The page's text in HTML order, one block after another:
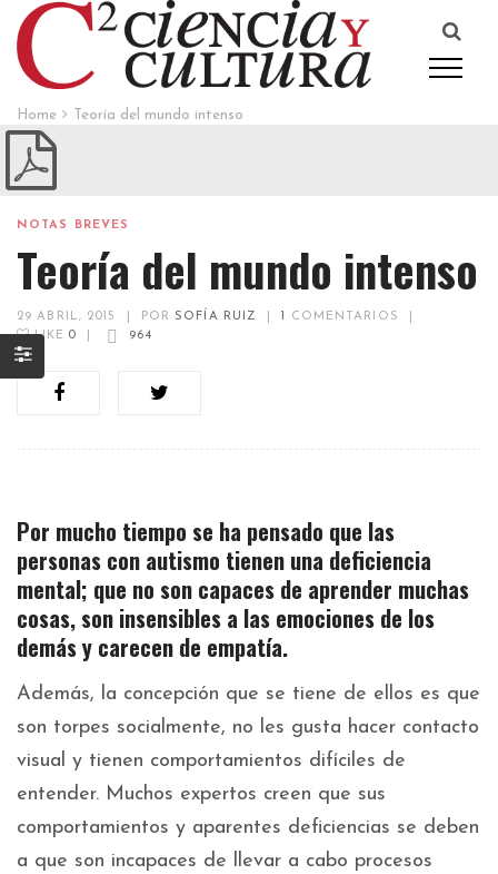
Home Teoría del mundo intenso
NOTAS BREVES
Teoría del mundo intenso
29 ABRIL, 2015 POR SOFÍA RUIZ COMENTARIOS
LIKE 0 964
Por mucho tiempo se ha pensado que las
personas con autismo tienen una deficiencia
mental; que no son capaces de aprender muchas
cosas, son insensibles a las emociones de los
demás y carecen de empatía.
Además, la concepción que se tiene de ellos es que
son torpes socialmente, no les gusta hacer contacto
visual y tienen comportamientos difíciles de
entender. Muchos expertos creen que sus
comportamientos y aparentes deficiencias se deben
a que son incapaces de llevar a cabo procesos